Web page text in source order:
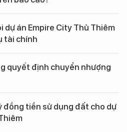
dự án Empire City Thủ Thiêm
tài chính
quyết định chuyển nhượng
đồng tiền sử dụng đất cho dự